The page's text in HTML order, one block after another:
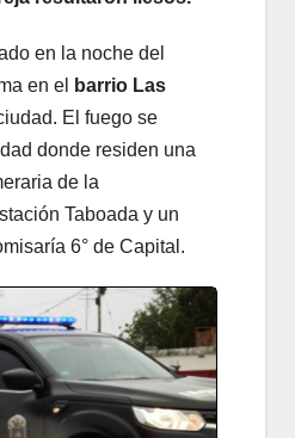
en la noche del
en el
barrio Las
El fuego se
donde residen una
de la
Taboada y un
6° de Capital.